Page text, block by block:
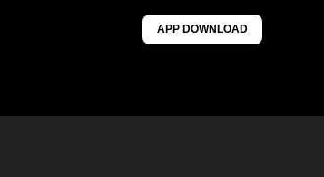
APP DOWNLOAD